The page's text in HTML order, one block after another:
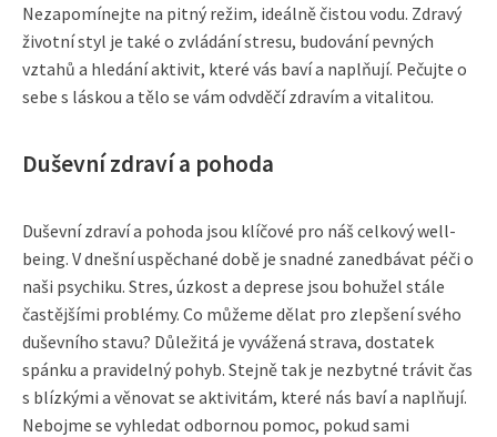
Nezapomínejte na pitný režim, ideálně čistou vodu. Zdravý
životní styl je také o zvládání stresu, budování pevných
vztahů a hledání aktivit, které vás baví a naplňují. Pečujte o
sebe s láskou a tělo se vám odvděčí zdravím a vitalitou.
Duševní zdraví a pohoda
Duševní zdraví a pohoda jsou klíčové pro náš celkový well-
being. V dnešní uspěchané době je snadné zanedbávat péči o
naši psychiku. Stres, úzkost a deprese jsou bohužel stále
častějšími problémy. Co můžeme dělat pro zlepšení svého
duševního stavu? Důležitá je vyvážená strava, dostatek
spánku a pravidelný pohyb. Stejně tak je nezbytné trávit čas
s blízkými a věnovat se aktivitám, které nás baví a naplňují.
Nebojme se vyhledat odbornou pomoc, pokud sami